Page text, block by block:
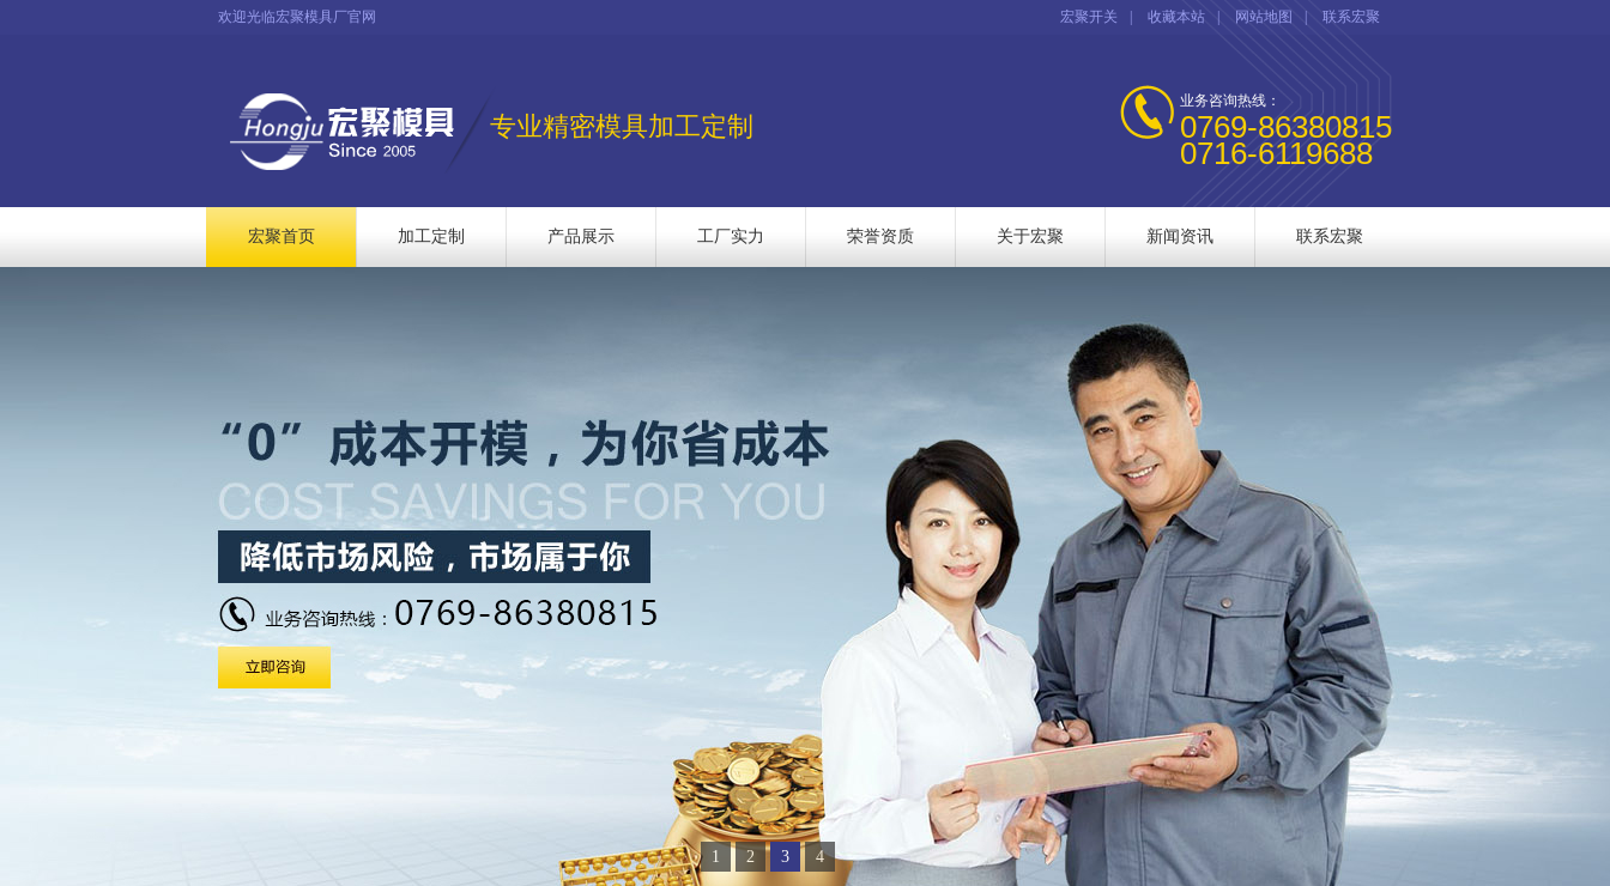
欢迎光临宏聚模具厂官网 宏聚开关 收藏本站 网站地图 联系宏聚
专业精密模具加工定制
业务咨询热线：
0769-86380815
0716-6119688
宏聚首页 加工定制 产品展示 工厂实力 荣誉资质 关于宏聚 新闻资讯 联系宏聚
1 2 3 4